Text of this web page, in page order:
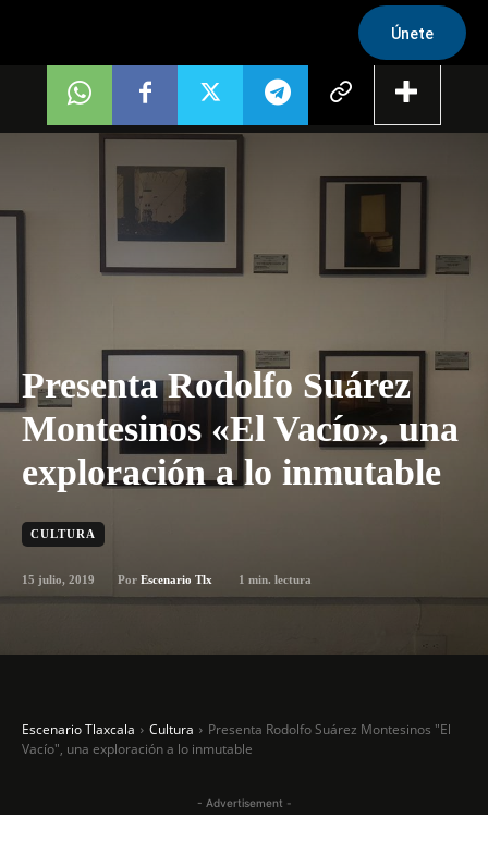
Únete
Presenta Rodolfo Suárez
Montesinos «El Vacío», una
exploración a lo inmutable
CULTURA
15 julio, 2019 Por Escenario Tlx 1 min. lectura
Escenario Tlaxcala Cultura
Presenta Rodolfo Suárez Montesinos "El
Vacío", una exploración a lo inmutable
- Advertisement -